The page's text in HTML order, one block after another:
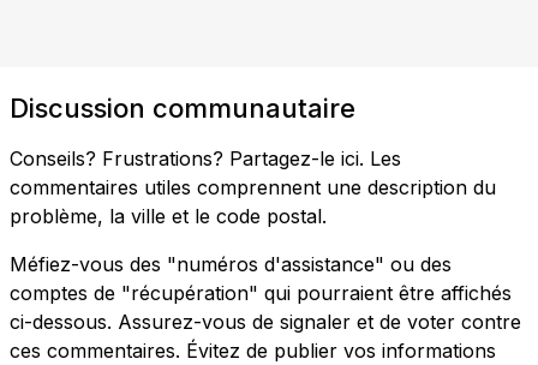
Discussion communautaire
Conseils? Frustrations? Partagez-le ici. Les
commentaires utiles comprennent une description du
problème, la ville et le code postal.
Méfiez-vous des "numéros d'assistance" ou des
comptes de "récupération" qui pourraient être affichés
ci-dessous. Assurez-vous de signaler et de voter contre
ces commentaires. Évitez de publier vos informations